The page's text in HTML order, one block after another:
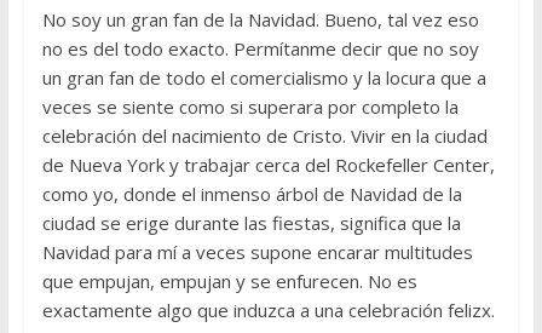
No soy un gran fan de la Navidad. Bueno, tal vez eso
no es del todo exacto. Permítanme decir que no soy
un gran fan de todo el comercialismo y la locura que a
veces se siente como si superara por completo la
celebración del nacimiento de Cristo. Vivir en la ciudad
de Nueva York y trabajar cerca del Rockefeller Center,
como yo, donde el inmenso árbol de Navidad de la
ciudad se erige durante las fiestas, significa que la
Navidad para mí a veces supone encarar multitudes
que empujan, empujan y se enfurecen. No es
exactamente algo que induzca a una celebración felizx.